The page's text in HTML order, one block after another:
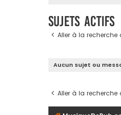
Sujets actifs
Aller à la recherche
Aucun sujet ou
Aller à la recherche